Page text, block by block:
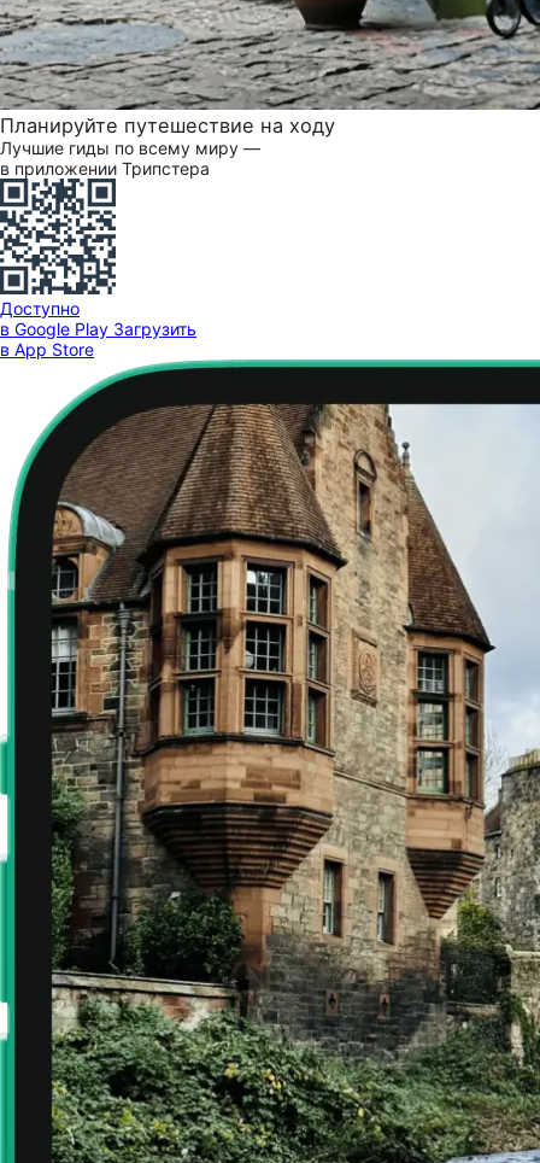
Планируйте путешествие на ходу
Лучшие гиды по всему миру —
в приложении Трипстера
Доступно
в Google Play Загрузить
в App Store